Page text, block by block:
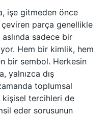
işe gitmeden önce
parça genellikle
sadece bir
Hem bir kimlik, hem
bir sembol. Herkesin
yalnızca dış
toplumsal
tercihleri de
eder sorusunun